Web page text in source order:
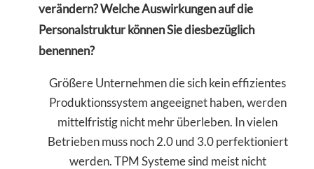
verändern? Welche Auswirkungen auf die
Personalstruktur können Sie diesbezüglich
benennen?
Größere Unternehmen die sich kein effizientes
Produktionssystem angeeignet haben, werden
mittelfristig nicht mehr überleben. In vielen
Betrieben muss noch 2.0 und 3.0 perfektioniert
werden. TPM Systeme sind meist nicht